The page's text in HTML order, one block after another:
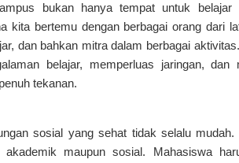
bukan hanya tempat untuk
kita bertemu dengan berbagai orang dari
dan bahkan mitra dalam berbagai
belajar, memperluas jaringan,
tekanan.
sosial yang sehat tidak selalu
maupun sosial. Mahasiswa